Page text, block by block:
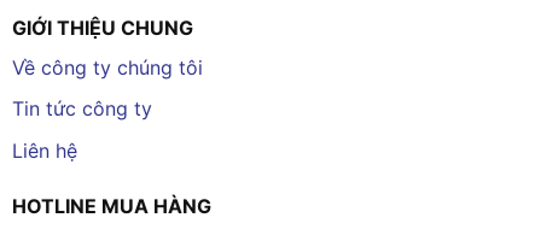
GIỚI THIỆU CHUNG
Về công ty chúng tôi
Tin tức công ty
Liên hệ
HOTLINE MUA HÀNG